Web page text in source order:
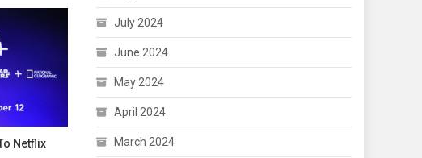
Netflix
July 2024
June 2024
May 2024
April 2024
March 2024